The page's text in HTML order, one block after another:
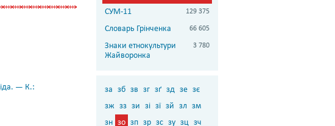
— К.:
СУМ-11 129 375
Словарь Грінченка 66 605
Знаки етнокультури
Жайворонка
3 780
за зб зв зг зґ зд зе зє
зж зз зи зі зї зй зл зм
зн зо зп зр зс зу зц зч